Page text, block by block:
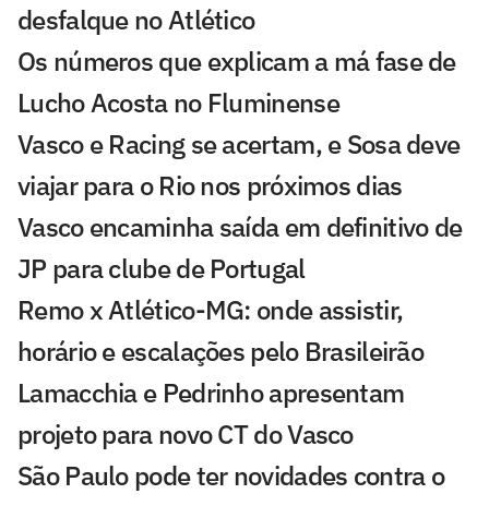
desfalque no Atlético
Os números que explicam a má fase de
Lucho Acosta no Fluminense
Vasco e Racing se acertam, e Sosa deve
viajar para o Rio nos próximos dias
Vasco encaminha saída em definitivo de
JP para clube de Portugal
Remo x Atlético-MG: onde assistir,
horário e escalações pelo Brasileirão
Lamacchia e Pedrinho apresentam
projeto para novo CT do Vasco
São Paulo pode ter novidades contra o